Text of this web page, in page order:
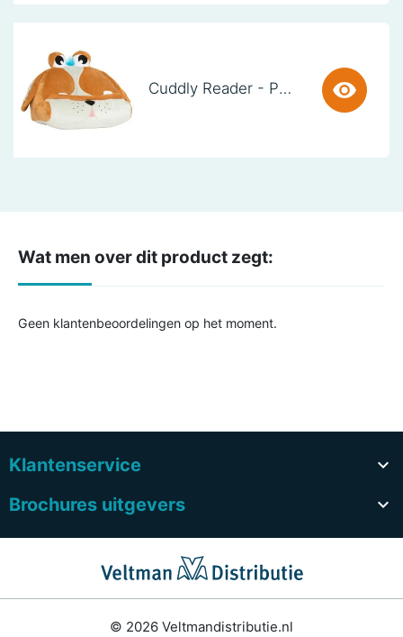
Cuddly Reader - Puppy Pete
Wat men over dit product zegt:
Geen klantenbeoordelingen op het moment.
Klantenservice

Brochures uitgevers

© 2026 Veltmandistributie.nl